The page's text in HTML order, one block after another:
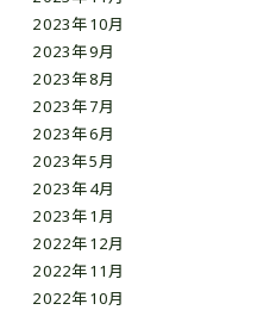
2023年10月
2023年9月
2023年8月
2023年7月
2023年6月
2023年5月
2023年4月
2023年1月
2022年12月
2022年11月
2022年10月